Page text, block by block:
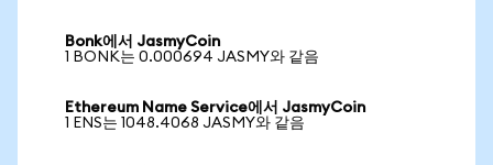
Bonk에서 JasmyCoin
1 BONK는 0.000694 JASMY와 같음
Ethereum Name Service에서 JasmyCoin
1 ENS는 1048.4068 JASMY와 같음